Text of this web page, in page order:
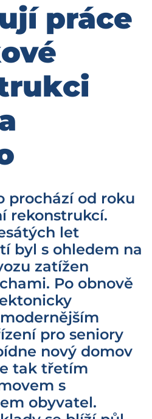
práce
prochází od roku
rekonstrukcí.
let
byl s ohledem na
zatížen
Po obnově
pro seniory
nový domov
tak třetím
s
obyvatel.